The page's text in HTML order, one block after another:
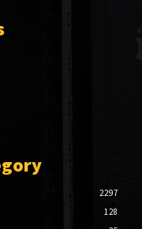
2297
128